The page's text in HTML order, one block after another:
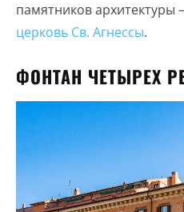
памятников архитектуры
церковь Св. Агнессы.
ФОНТАН ЧЕТЫРЕХ